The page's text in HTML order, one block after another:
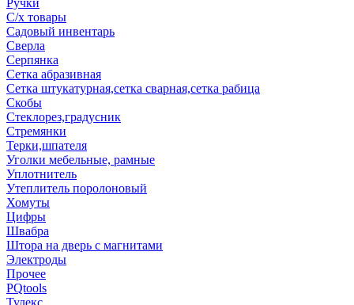
Ручки
С/х товары
Садовый инвентарь
Сверла
Серпянка
Сетка абразивная
Сетка штукатурная,сетка сварная,сетка рабица
Скобы
Стеклорез,градусник
Стремянки
Терки,шпателя
Уголки мебельные, рамные
Уплотнитель
Утеплитель поролоновый
Хомуты
Цифры
Швабра
Штора на дверь с магнитами
Электроды
Прочее
PQtools
Тулекс